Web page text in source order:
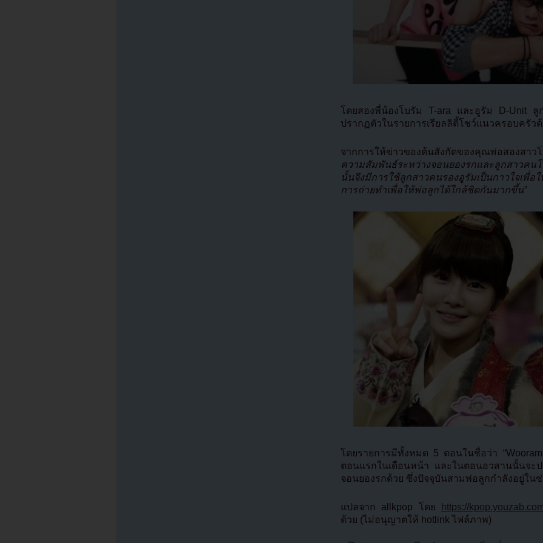
โดยสองพี่น้องโบรัม T-ara และอูรัม D-Unit ลู
ปรากฏตัวในรายการเรียลลิตี้โชว์แนวครอบครั
จากการให้ข่าวของต้นสังกัดของคุณพ่อสองส
ความสัมพันธ์ระหว่างจอนยองรกและลูกสาวคน
นั้นจึงมีการใช้ลูกสาวคนรองอูรัมเป็นกาวใจเพื่
การถ่ายทำเพื่อให้พ่อลูกได้ใกล้ชิดกันมากขึ้น”
โดยรายการมีทั้งหมด 5 ตอนในชื่อว่า
ตอนแรกในเดือนหน้า และในตอนอวสานนั้นจะ
จอนยองรกด้วย ซึ่งปัจจุบันสามพ่อลูกกำลังอยู่ใน
แปลจาก allkpop โดย
https://
ด้วย (ไม่อนุญาตให้ hotlink ไฟล์ภาพ)